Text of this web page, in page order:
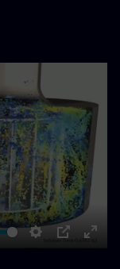
Settings
PIP
Enter